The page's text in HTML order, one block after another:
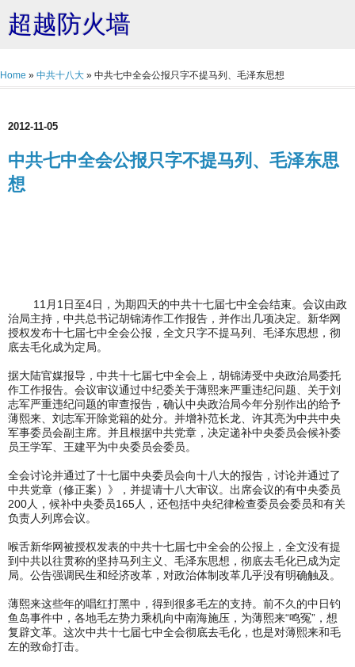
超越防火墙
Home » 中共十八大 » 中共七中全会公报只字不提马列、毛泽东思想
2012-11-05
中共七中全会公报只字不提马列、毛泽东思
想
11月1日至4日，为期四天的中共十七届七中全会结束。会议由政
治局主持，中共总书记胡锦涛作工作报告，并作出几项决定。新华网
授权发布十七届七中全会公报，全文只字不提马列、毛泽东思想，彻
底去毛化成为定局。
据大陆官媒报导，中共十七届七中全会上，胡锦涛受中央政治局委托
作工作报告。会议审议通过中纪委关于薄熙来严重违纪问题、关于刘
志军严重违纪问题的审查报告，确认中央政治局今年分别作出的给予
薄熙来、刘志军开除党籍的处分。并增补范长龙、许其亮为中共中央
军事委员会副主席。并且根据中共党章，决定递补中央委员会候补委
员王学军、王建平为中央委员会委员。
全会讨论并通过了十七届中央委员会向十八大的报告，讨论并通过了
中共党章（修正案）》，并提请十八大审议。出席会议的有中央委员
200人，候补中央委员165人，还包括中央纪律检查委员会委员和有关
负责人列席会议。
喉舌新华网被授权发表的中共十七届七中全会的公报上，全文没有提
到中共以往贯称的坚持马列主义、毛泽东思想，彻底去毛化已成为定
局。公告强调民生和经济改革，对政治体制改革几乎没有明确触及。
薄熙来这些年的唱红打黑中，得到很多毛左的支持。前不久的中日钓
鱼岛事件中，各地毛左势力乘机向中南海施压，为薄熙来“鸣冤”，想
复辟文革。这次中共十七届七中全会彻底去毛化，也是对薄熙来和毛
左的致命打击。